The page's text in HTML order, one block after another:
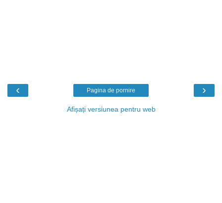
‹ ›
Pagina de pornire
Afișați versiunea pentru web